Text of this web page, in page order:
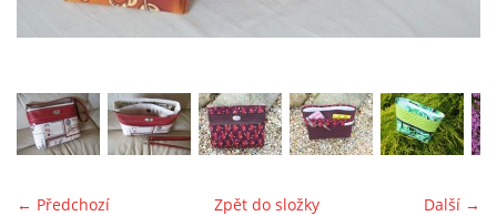
← Předchozí Další →
Zpět do složky